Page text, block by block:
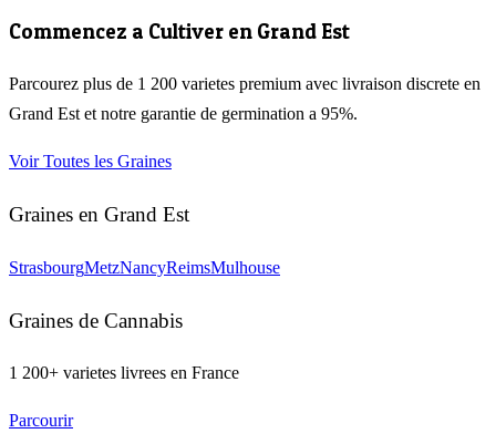
Commencez a Cultiver en Grand Est
Parcourez plus de 1 200 varietes premium avec livraison discrete en
Grand Est et notre garantie de germination a 95%.
Voir Toutes les Graines
Graines en Grand Est
StrasbourgMetzNancyReimsMulhouse
Graines de Cannabis
1 200+ varietes livrees en France
Parcourir